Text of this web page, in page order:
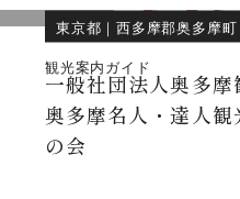
東京都 ｜西多摩郡奥多摩町
観光案内ガイド
一般社団法人奥多
奥多摩名人・達人
の会